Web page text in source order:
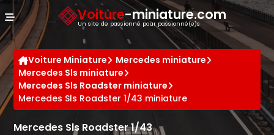
Voiture-miniature.com
Un site de passionné pour passionné(e)s
Voiture Miniature
Mercedes miniature
Mercedes Sls miniature
Mercedes Sls Roadster miniature
Mercedes Sls Roadster 1/43 miniature
Mercedes Sls Roadster 1/43
Panneau de gestion des cookies